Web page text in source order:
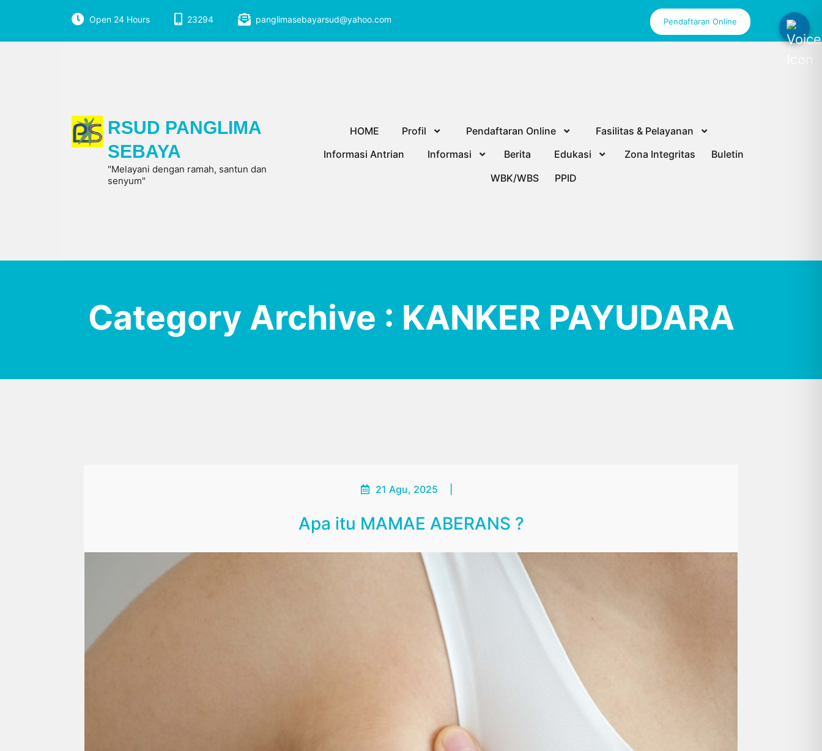
Open 24 Hours 23294 panglimasebayarsud@yahoo.com Pendaftaran Online
RSUD PANGLIMA
SEBAYA
"Melayani dengan ramah, santun dan
senyum"
HOME Profil Pendaftaran Online
Fasilitas & Pelayanan
Informasi Antrian
Informasi Berita Edukasi Zona Integritas
Buletin
WBK/WBS
PPID
Category Archive : KANKER PAYUDARA
21 Agu, 2025
Apa itu MAMAE ABERANS ?